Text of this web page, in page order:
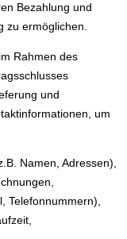
Bezahlung und
zu ermöglichen.
Rahmen des
und
um
Namen, Adressen),
Telefonnummern),